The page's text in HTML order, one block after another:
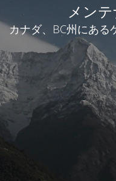
メン
カナダ、BC州にある